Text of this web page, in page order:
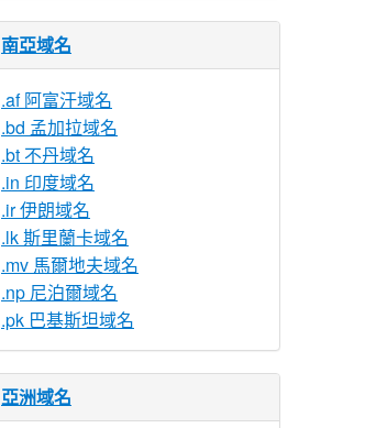
南亞域名
.af 阿富汗域名
.bd 孟加拉域名
.bt 不丹域名
.in 印度域名
.ir 伊朗域名
.lk 斯里蘭卡域名
.mv 馬爾地夫域名
.np 尼泊爾域名
.pk 巴基斯坦域名
亞洲域名